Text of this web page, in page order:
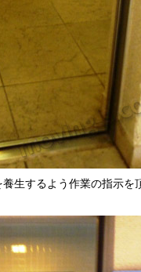
生するよう作業の指示を